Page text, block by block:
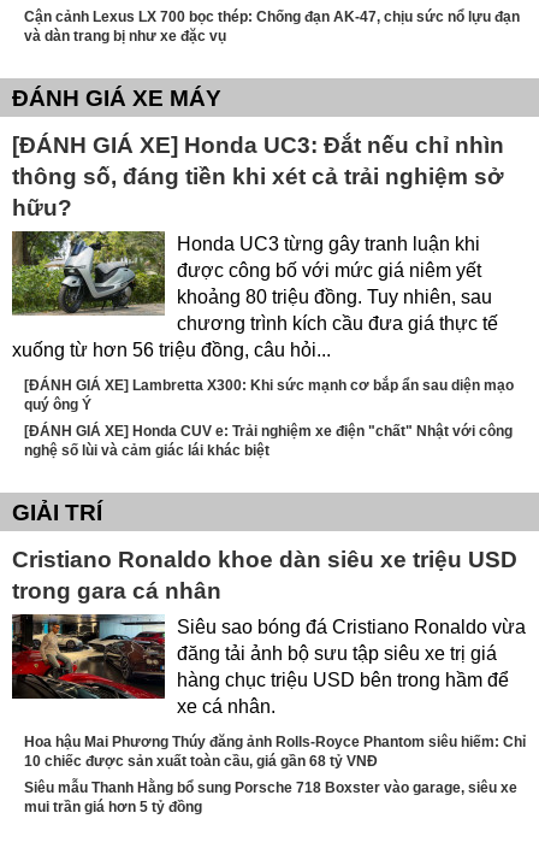
Cận cảnh Lexus LX 700 bọc thép: Chống đạn AK-47, chịu sức nổ lựu đạn
và dàn trang bị như xe đặc vụ
ĐÁNH GIÁ XE MÁY
[ĐÁNH GIÁ XE] Honda UC3: Đắt nếu chỉ nhìn
thông số, đáng tiền khi xét cả trải nghiệm sở
hữu?
Honda UC3 từng gây tranh luận khi
được công bố với mức giá niêm yết
khoảng 80 triệu đồng. Tuy nhiên, sau
chương trình kích cầu đưa giá thực tế
xuống từ hơn 56 triệu đồng, câu hỏi...
[ĐÁNH GIÁ XE] Lambretta X300: Khi sức mạnh cơ bắp ẩn sau diện mạo
quý ông Ý
[ĐÁNH GIÁ XE] Honda CUV e: Trải nghiệm xe điện "chất" Nhật với công
nghệ số lùi và cảm giác lái khác biệt
GIẢI TRÍ
Cristiano Ronaldo khoe dàn siêu xe triệu USD
trong gara cá nhân
Siêu sao bóng đá Cristiano Ronaldo vừa
đăng tải ảnh bộ sưu tập siêu xe trị giá
hàng chục triệu USD bên trong hầm để
xe cá nhân.
Hoa hậu Mai Phương Thúy đăng ảnh Rolls-Royce Phantom siêu hiếm: Chỉ
10 chiếc được sản xuất toàn cầu, giá gần 68 tỷ VNĐ
Siêu mẫu Thanh Hằng bổ sung Porsche 718 Boxster vào garage, siêu xe
mui trần giá hơn 5 tỷ đồng